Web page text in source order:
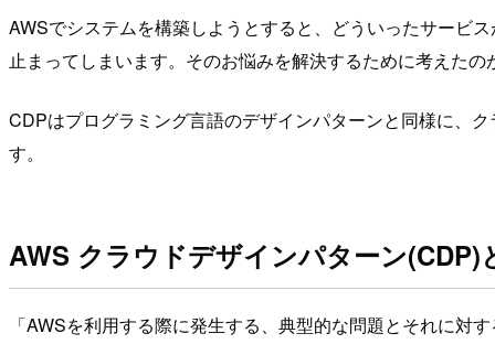
AWSでシステムを構築しようとすると、どういったサービ
止まってしまいます。そのお悩みを解決するために考えたの
CDPはプログラミング言語のデザインパターンと同様に、
す。
AWS クラウドデザインパターン(CDP)
「AWSを利用する際に発生する、典型的な問題とそれに対